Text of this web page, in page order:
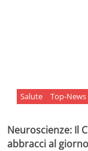
Salute Top-News
Neuroscienze: Il
abbracci al giorno